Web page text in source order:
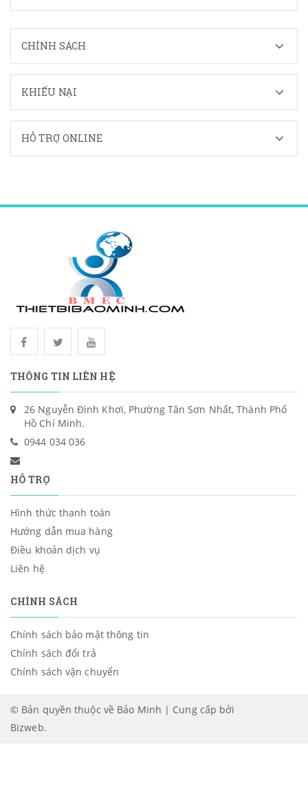
CHÍNH SÁCH
KHIẾU NẠI
HỖ TRỢ ONLINE
THÔNG TIN LIÊN HỆ
26 Nguyễn Đình Khơi, Phường Tân Sơn Nhất, Thành Phố
Hồ Chí Minh.
0944 034 036
HỖ TRỢ
Hình thức thanh toán
Hướng dẫn mua hàng
Điều khoản dịch vụ
Liên hệ
CHÍNH SÁCH
Chính sách bảo mật thông tin
Chính sách đổi trả
Chính sách vận chuyển
© Bản quyền thuộc về Bảo Minh | Cung cấp bởi
Bizweb.